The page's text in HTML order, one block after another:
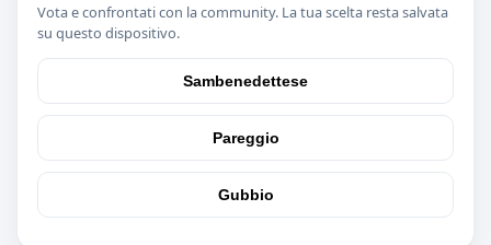
Vota e confrontati con la community. La tua scelta resta salvata
su questo dispositivo.
Sambenedettese
Pareggio
Gubbio